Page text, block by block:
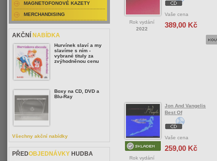
Rok vydání
2022
Vaše cena
389,00 Kč
Rok vydání
Jon And Vangelis
Best Of
Vaše cena
259,00 Kč
MAGNETOFONOVÉ KAZETY
MERCHANDISING
AKČNÍ NABÍDKA
Hurvínek slaví a my
slavíme s ním -
vybrané tituly za
zvýhodněnou cenu
Boxy na CD, DVD a
Blu-Ray
Všechny akční nabídky
PŘEDOBJEDNÁVKY HUDBA